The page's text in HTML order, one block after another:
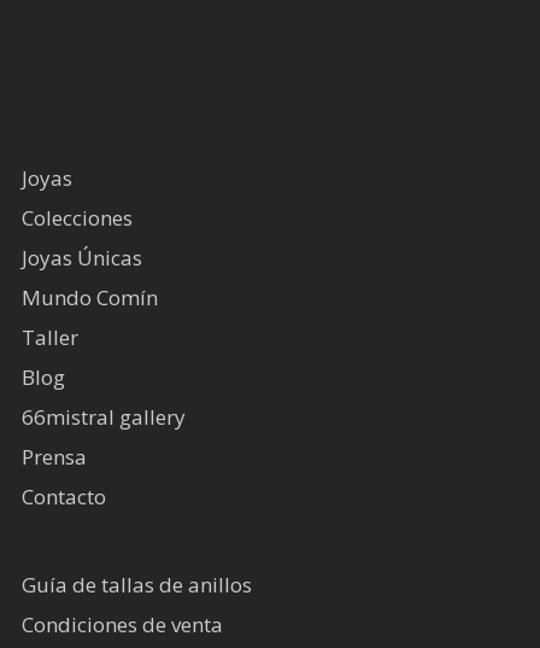
Joyas
Colecciones
Joyas Únicas
Mundo Comín
Taller
Blog
66mistral gallery
Prensa
Contacto
Guía de tallas de anillos
Condiciones de venta